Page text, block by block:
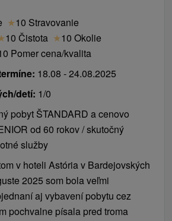
★10 Stravovanie
10 Čistota ★10 Okolie
Pomer cena/kvalita
18.08 - 24.08.2025
detí: 1/0
pobyt ŠTANDARD a cenovo
od 60 rokov / skutočný
služby
v hoteli Astória v Bardejovských
2025 som bola veľmi
aj vybavení pobytu cez
pochvalne písala pred troma